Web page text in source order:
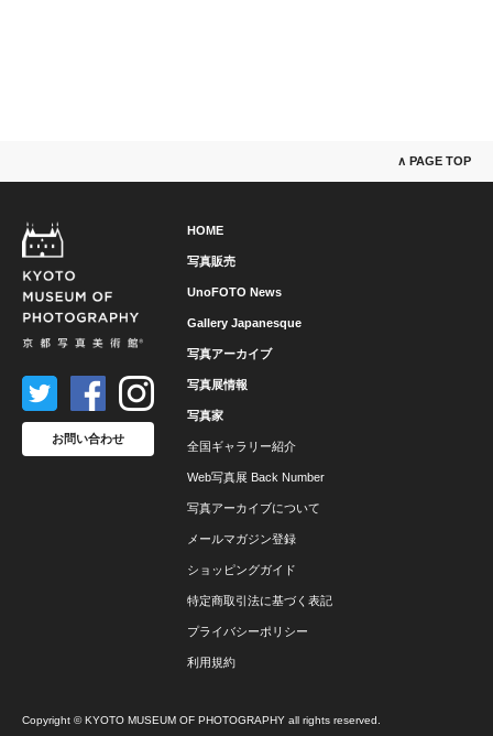
∧ PAGE TOP
HOME
写真販売
UnoFOTO News
Gallery Japanesque
写真アーカイブ
写真展情報
写真家
全国ギャラリー紹介
Web写真展 Back Number
写真アーカイブについて
メールマガジン登録
ショッピングガイド
特定商取引法に基づく表記
プライバシーポリシー
利用規約
お問い合わせ
Copyright © KYOTO MUSEUM OF PHOTOGRAPHY all rights reserved.